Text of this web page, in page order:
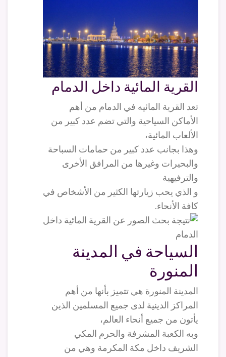
القرية المائية داخل الدمام
تعد القرية المائيه في الدمام من أهم
الأماكن السياحية والتي تضم عدد كبير من
الألعاب المائية،
وهذا بجانب عدد كبير من حمامات السباحة
والبحيرات وغيرها من المرافق الأخرى
والترفيهية
و الذي يحب زيارتها الكثير من الأشخاص في
كافة الأنحاء.
السياحة في المدينة
المنورة
المدينة المنورة هي تتميز بأنها من أهم
المراكز الدينية لدى جميع المسلمين الذين
يأتون من جميع أنحاء العالم،
وبه الكعبة المشرفة والحرم المكي
الشريف داخل مكة المكرمة وهي من